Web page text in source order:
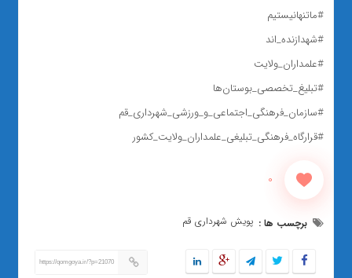
#ماتنهانیستیم
#شهدازنده_اند
#علمداران_ولایت
#تبلیغ_تخصصی_بوستان‌ها
#سازمان_فرهنگی_اجتماعی_و_ورزشی_شهرداری_قم
#قرارگاه_فرهنگی_تبلیغی_علمداران_ولایت_کشور
0
برچسب ها : پویش شهرداری قم
https://qomgoya.ir/?p=21070